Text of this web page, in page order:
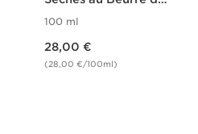
100 ml
28,00 €
(28,00 €/100ml)